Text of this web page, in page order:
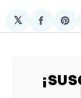
𝕏
en
on